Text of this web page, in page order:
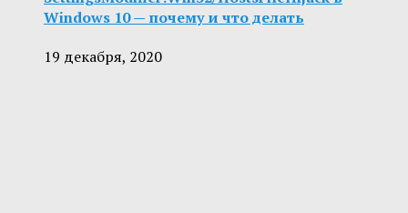
Windows 10 — почему и что делать
19 декабря, 2020